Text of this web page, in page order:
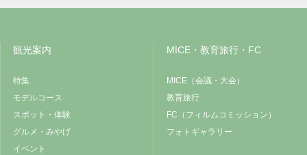
観光案内
特集
モデルコース
スポット・体験
グルメ・みやげ
イベント
MICE・教育旅行・FC
MICE（会議・大会）
教育旅行
FC（フィルムコミッション）
フォトギャラリー